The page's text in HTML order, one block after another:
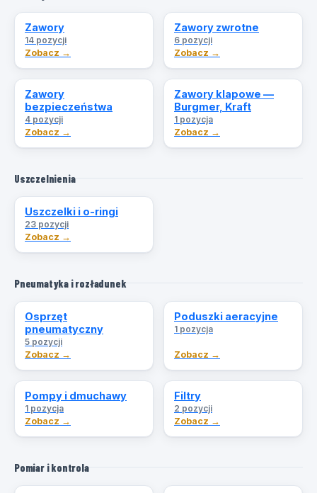
Zawory
14 pozycji
Zobacz →
Zawory zwrotne
6 pozycji
Zobacz →
Zawory
bezpieczeństwa
4 pozycji
Zobacz →
Zawory klapowe —
Burgmer, Kraft
1 pozycja
Zobacz →
Uszczelnienia
Uszczelki i o-ringi
23 pozycji
Zobacz →
Pneumatyka i rozładunek
Osprzęt
pneumatyczny
5 pozycji
Zobacz →
Poduszki aeracyjne
1 pozycja
Zobacz →
Pompy i dmuchawy
1 pozycja
Zobacz →
Filtry
2 pozycji
Zobacz →
Pomiar i kontrola